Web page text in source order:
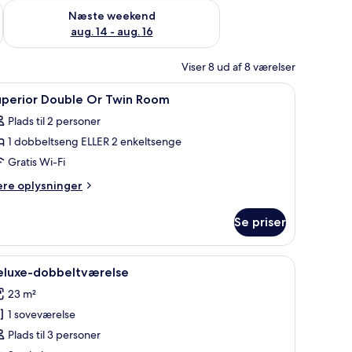
aug. 7 - aug. 9
Næste weekend
aug. 14 - aug. 16
Tjek tilgængelighed for næste weekend aug. 14 - aug. 16
Viser 8 ud af 8 værelser
til bærbare computerePengeskab på værelset, skrivebord,
9 Double Or Twin Room
Plads til 2 personer
1 dobbeltseng ELLER 2 enkeltsenge
Gratis Wi-Fi
oplysninger
Se priser
en stol og et natbord med lampe.Et hotelværelse med en stor seng, to røde
8 dobbeltværelse
23 m²
1 soveværelse
Plads til 3 personer